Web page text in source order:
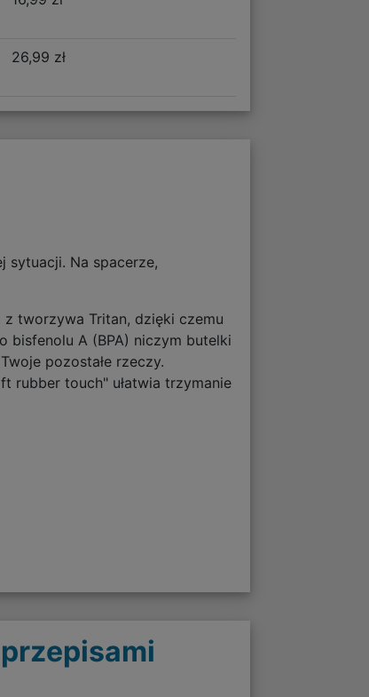
26,99 zł
sytuacji. Na spacerze,
tworzywa Tritan, dzięki czemu
bisfenolu A (BPA) niczym butelki
pozostałe rzeczy.
rubber touch" ułatwia trzymanie